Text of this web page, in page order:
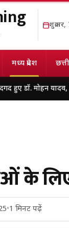
मध्य प्रदेश
यादव, बताया
के
•1 मिनट पढ़ें